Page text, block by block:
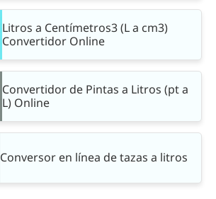
Litros a Centímetros3 (L a cm3)
Convertidor Online
Convertidor de Pintas a Litros (pt a
L) Online
Conversor en línea de tazas a litros